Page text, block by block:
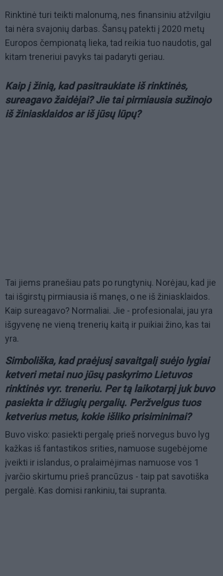
Rinktinė turi teikti malonumą, nes finansiniu atžvilgiu
tai nėra svajonių darbas. Šansų patekti į 2020 metų
Europos čempionatą lieka, tad reikia tuo naudotis, gal
kitam treneriui pavyks tai padaryti geriau.
Kaip į žinią, kad pasitraukiate iš rinktinės,
sureagavo žaidėjai? Jie tai pirmiausia sužinojo
iš žiniasklaidos ar iš jūsų lūpų?
Tai jiems pranešiau pats po rungtynių. Norėjau, kad jie
tai išgirstų pirmiausia iš manęs, o ne iš žiniasklaidos.
Kaip sureagavo? Normaliai. Jie - profesionalai, jau yra
išgyvenę ne vieną trenerių kaitą ir puikiai žino, kas tai
yra.
Simboliška, kad praėjusį savaitgalį suėjo lygiai
ketveri metai nuo jūsų paskyrimo Lietuvos
rinktinės vyr. treneriu. Per tą laikotarpį juk buvo
pasiekta ir džiugių pergalių. Peržvelgus tuos
ketverius metus, kokie išliko prisiminimai?
Buvo visko: pasiekti pergalę prieš norvegus buvo lyg
kažkas iš fantastikos srities, namuose sugebėjome
įveikti ir islandus, o pralaimėjimas namuose vos 1
įvarčio skirtumu prieš prancūzus - taip pat savotiška
pergalė. Kas domisi rankiniu, tai supranta.